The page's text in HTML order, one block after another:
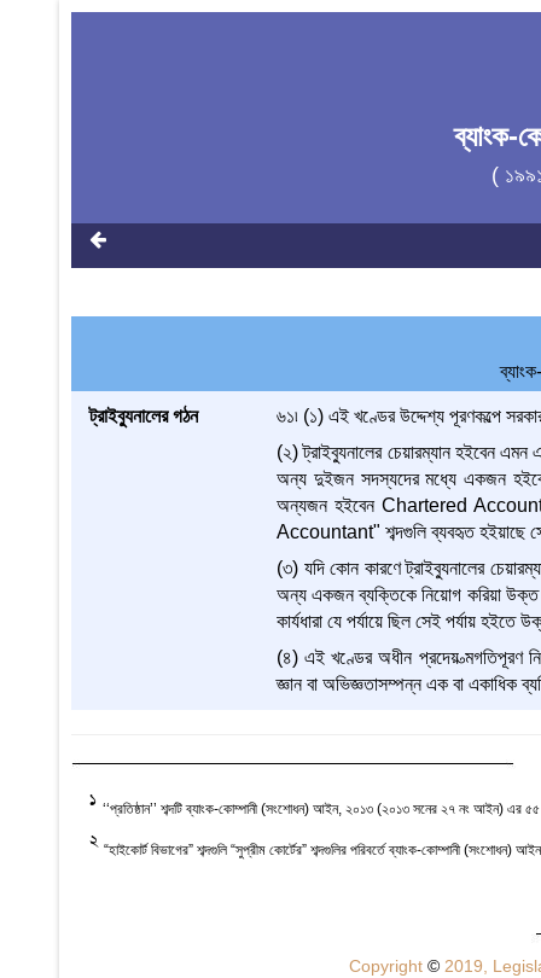
ব্যাংক-
(
ট্রাইব্যুনালের গঠন
৬১৷ (১) এই খণ্ডের উদ্দেশ্য পূরণকল্পে
(২) ট্রাইব্যুনালের চেয়ারম্যান হইবেন
অন্য দুইজন সদস্যদের মধ্যে একজন হইবেন
অন্যজন হইবেন Chartered
Accountant" শব্দগুলি ব্যবহৃত হইয়াছে সেই
(৩) যদি কোন কারণে ট্রাইব্যুনালের
অন্য একজন ব্যক্তিকে নিয়োগ করিয়া উক্ত
কার্যধারা যে পর্যায়ে ছিল সেই পর্যায় হইতে
(৪) এই খণ্ডের অধীন প্রদেয় ত্মগতিপূরণ
জ্ঞান বা অভিজ্ঞতাসম্পন্ন এক বা একাধিক
1 ‘‘প্রতিষ্ঠান’’ শব্দটি ব্যাংক-কোম্পানী (সংশোধন) আইন, ২০১৩ (২০১৩ সনের ২৭ নং আইন) এর
2 “হাইকোর্ট বিভাগের” শব্দগুলি “সুপ্রীম কোর্টের” শব্দগুলির পরিবর্তে ব্যাংক-কোম্পানী
Copyright © 2019,